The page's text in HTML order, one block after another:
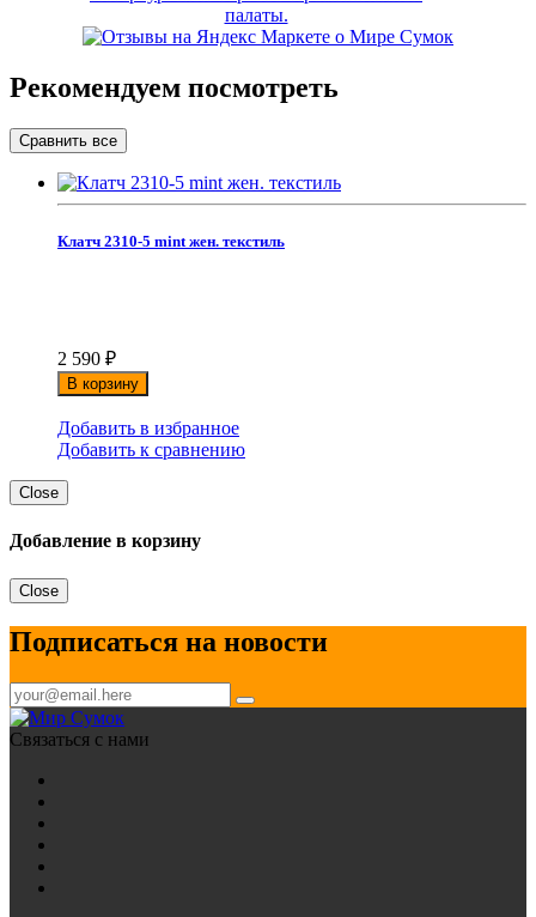
Рекомендуем посмотреть
Клатч 2310-5 mint жен. текстиль
2 590 ₽
В корзину
Добавить в избранное
Добавить к сравнению
Close
Добавление в корзину
Close
Подписаться на новости
Связаться с нами